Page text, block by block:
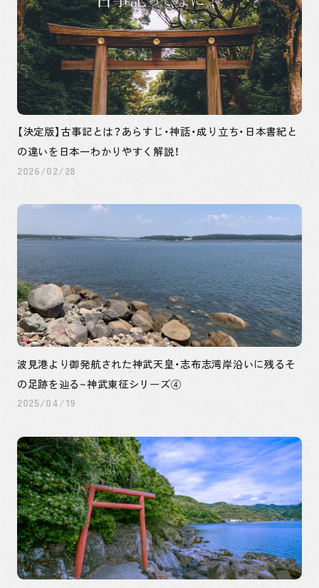
【決定版】古事記とは？あらすじ・神話・成り立ち・日本書紀と
の違いを日本一わかりやすく解説！
2026/02/28
波見港より御発航された神武天皇・志布志湾岸沿いに残るそ
の足跡を辿る~神武東征シリーズ④
2025/04/19